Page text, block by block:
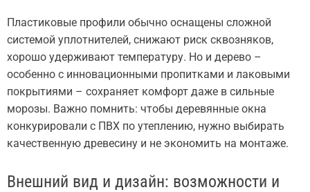
Пластиковые профили обычно оснащены сложной
системой уплотнителей, снижают риск сквозняков,
хорошо удерживают температуру. Но и дерево –
особенно с инновационными пропитками и лаковыми
покрытиями – сохраняет комфорт даже в сильные
морозы. Важно помнить: чтобы деревянные окна
конкурировали с ПВХ по утеплению, нужно выбирать
качественную древесину и не экономить на монтаже.
Внешний вид и дизайн: возможности и